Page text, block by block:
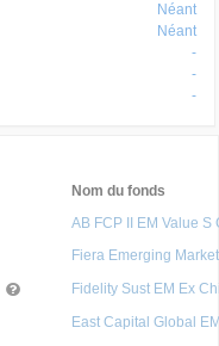
Néant
Néant
-
-
-
Nom du fonds
AB FCP II EM Value S
Fiera Emerging
Fidelity Sust EM Ex
East Capital Global